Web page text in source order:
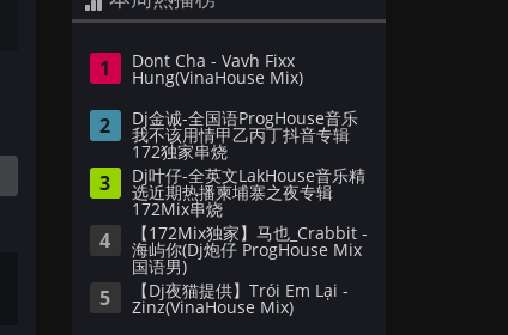
1 Dont Cha - Vavh Fixx
Hung(VinaHouse Mix)
2 Dj金诚-全国语ProgHouse音乐
我不该用情甲乙丙丁抖音专辑
172独家串烧
3 Dj叶仔-全英文LakHouse音乐精
选近期热播柬埔寨之夜专辑
172Mix串烧
4 【172Mix独家】马也_Crabbit -
海屿你(Dj炮仔 ProgHouse Mix
国语男)
5 【Dj夜猫提供】Trói Em Lại -
Zinz(VinaHouse Mix)